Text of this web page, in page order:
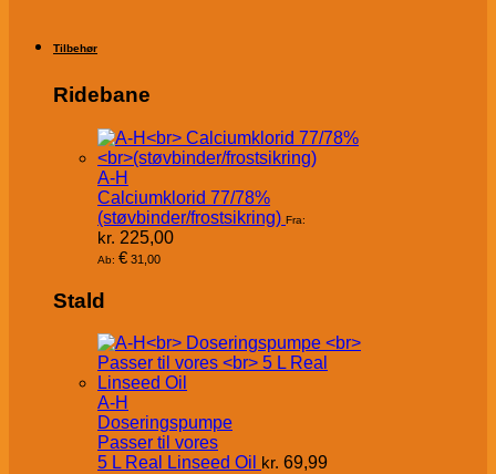
Tilbehør
Ridebane
A-H
Calciumklorid 77/78%
(støvbinder/frostsikring) Fra:
kr. 225,00
Ab: € 31,00
Stald
A-H
Doseringspumpe
Passer til vores
5 L Real Linseed Oil kr. 69,99